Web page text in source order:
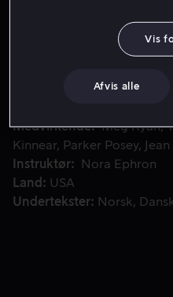
Hver dag venter Joe Fox
Hver dag venter Joe Fox
og enkle ord - du har mail.
hinandens navne.
Medvirkende Meg Ryan
Kinnear
Parker Posey
Instruktør
Nora Ephron
Land
USA
Undertekster
Norsk Dansk
Vis
Afvis alle